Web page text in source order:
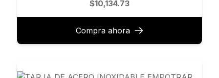
$10,134.73
Compra ahora